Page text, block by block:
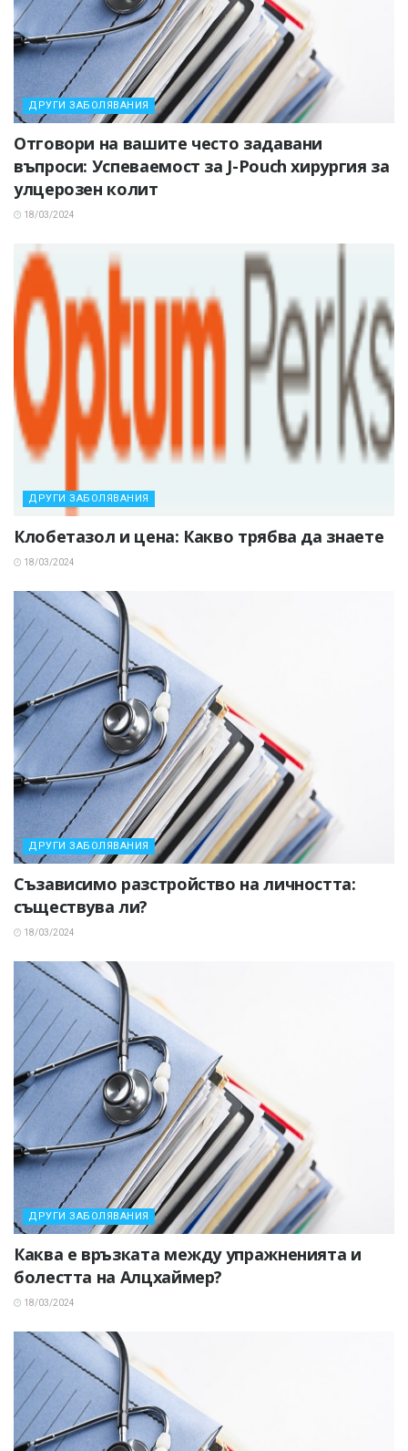
ДРУГИ ЗАБОЛЯВАНИЯ
Отговори на вашите често задавани
въпроси: Успеваемост за J-Pouch хирургия за
улцерозен колит
18/03/2024
ДРУГИ ЗАБОЛЯВАНИЯ
Клобетазол и цена: Какво трябва да знаете
18/03/2024
ДРУГИ ЗАБОЛЯВАНИЯ
Съзависимо разстройство на личността:
съществува ли?
18/03/2024
ДРУГИ ЗАБОЛЯВАНИЯ
Каква е връзката между упражненията и
болестта на Алцхаймер?
18/03/2024